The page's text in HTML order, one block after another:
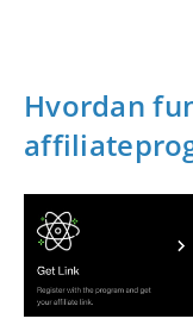
Hvordan